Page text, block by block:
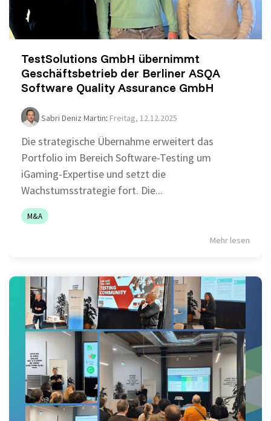
TestSolutions GmbH übernimmt
Geschäftsbetrieb der Berliner ASQA
Software Quality Assurance GmbH
Sabri Deniz Martin: Freitag, 12.12.2025
Die strategische Übernahme erweitert das
Portfolio im Bereich Software-Testing um
iGaming-Expertise und setzt die
Wachstumsstrategie fort. Die...
M&A
Mehr lesen